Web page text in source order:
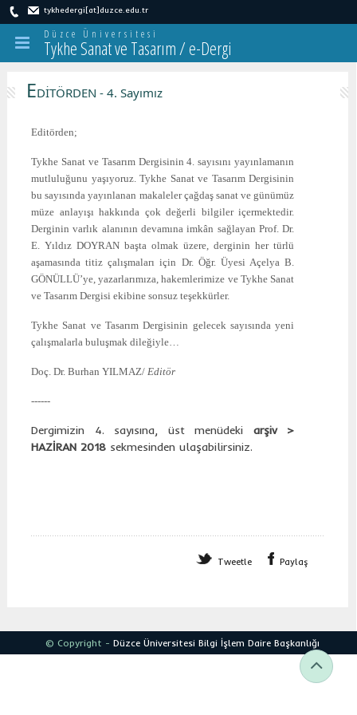
tykhedergi[at]duzce.edu.tr
Düzce Üniversitesi
Tykhe Sanat ve Tasarım / e-Dergi
EDİTÖRDEN - 4. Sayımız
Editörden;
Tykhe Sanat ve Tasarım Dergisinin 4. sayısını yayınlamanın
mutluluğunu yaşıyoruz. Tykhe Sanat ve Tasarım Dergisinin
bu sayısında yayınlanan makaleler çağdaş sanat ve günümüz
müze anlayışı hakkında çok değerli bilgiler içermektedir.
Derginin varlık alanının devamına imkân sağlayan Prof. Dr.
E. Yıldız DOYRAN başta olmak üzere, derginin her türlü
aşamasında titiz çalışmaları için Dr. Öğr. Üyesi Açelya B.
GÖNÜLLÜ’ye, yazarlarımıza, hakemlerimize ve Tykhe Sanat
ve Tasarım Dergisi ekibine sonsuz teşekkürler.
Tykhe Sanat ve Tasarım Dergisinin gelecek sayısında yeni
çalışmalarla buluşmak dileğiyle…
Doç. Dr. Burhan YILMAZ/ Editör
------
Dergimizin 4. sayısına, üst menüdeki arşiv >
HAZİRAN 2018 sekmesinden ulaşabilirsiniz.
Tweetle Paylaş
© Copyright - Düzce Üniversitesi Bilgi İşlem Daire Başkanlığı